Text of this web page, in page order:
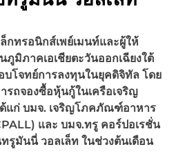
กทรอนิกส์เพย์เมนท์และผู้ให้
ภูมิภาคเอเชียตะวันออกเฉียงใต้
บโจทย์การลงทุนในยุคดิจิทัล โดย
รถจองซื้อหุ้นกู้ในเครือเจริญ
แก่ บมจ. เจริญโภคภัณฑ์อาหาร
และ บมจ.ทรู คอร์ปอเรชั่น
รูมันนี่ วอลเล็ท ในช่วงต้นเดือน